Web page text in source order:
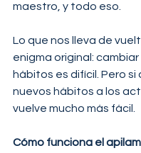
maestro, y todo eso.
Lo que nos lleva de
enigma original:
hábitos es difícil. Pero si
nuevos hábitos a los
vuelve mucho más fácil.
Cómo funciona el